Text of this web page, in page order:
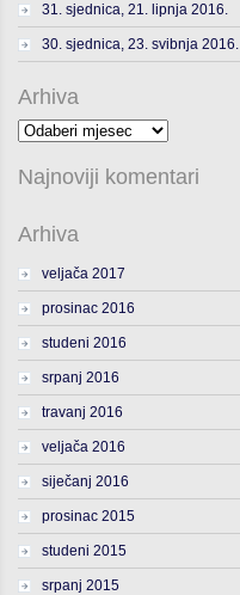
31. sjednica, 21. lipnja 2016.
30. sjednica, 23. svibnja 2016.
Arhiva
Arhiva
Najnoviji komentari
Arhiva
veljača 2017
prosinac 2016
studeni 2016
srpanj 2016
travanj 2016
veljača 2016
siječanj 2016
prosinac 2015
studeni 2015
srpanj 2015